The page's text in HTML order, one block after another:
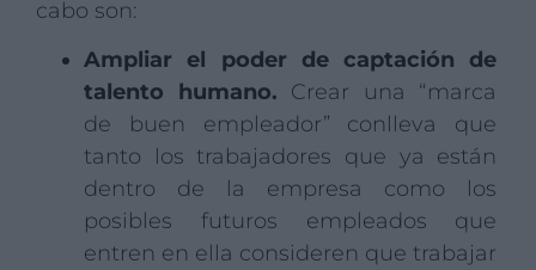
cabo son:
Ampliar el poder de captación de
talento humano. ​Crear una “marca
de buen empleador” conlleva que
tanto los trabajadores que ya están
dentro de la empresa como los
posibles futuros empleados que
entren en ella consideren que trabajar